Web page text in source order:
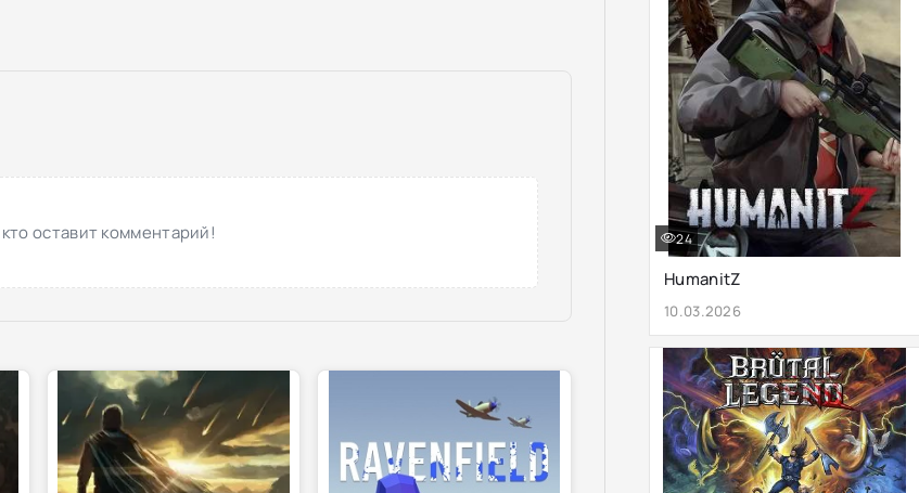
оставит комментарий!
HumanitZ
10.03.2026
24